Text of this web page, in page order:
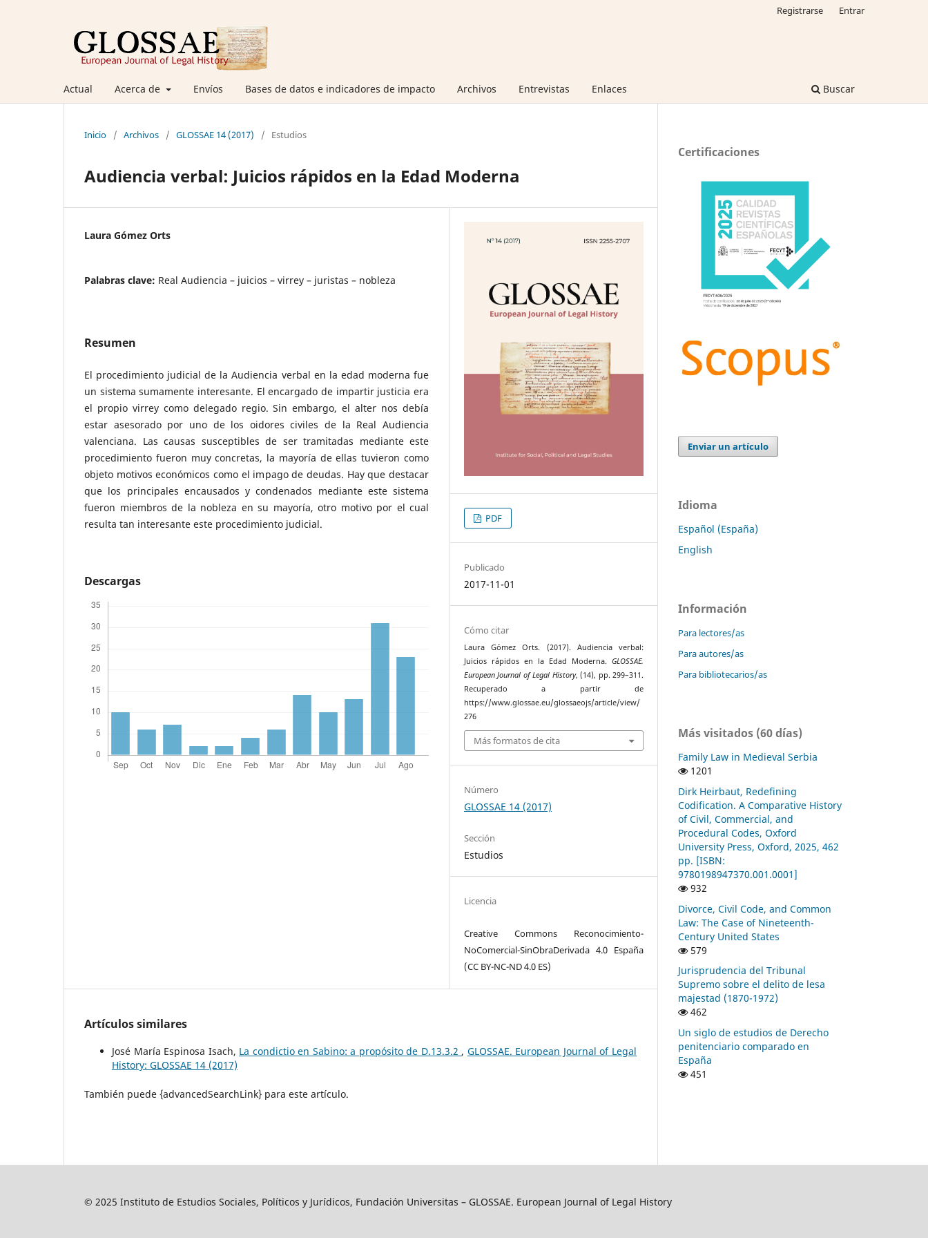
Actual Acerca de Envíos Bases de datos e indicadores de impacto Archivos Entrevistas Enlaces Buscar
Registrarse Entrar
Inicio / Archivos / GLOSSAE 14 (2017) / Estudios
Audiencia verbal: Juicios rápidos en la Edad Moderna
Laura Gómez Orts
Palabras clave: Real Audiencia – juicios – virrey – juristas – nobleza
Resumen
El procedimiento judicial de la Audiencia verbal en la edad moderna fue
un sistema sumamente interesante. El encargado de impartir justicia era
el propio virrey como delegado regio. Sin embargo, el alter nos debía
estar asesorado por uno de los oidores civiles de la Real Audiencia
valenciana. Las causas susceptibles de ser tramitadas mediante este
procedimiento fueron muy concretas, la mayoría de ellas tuvieron como
objeto motivos económicos como el impago de deudas. Hay que destacar
que los principales encausados y condenados mediante este sistema
fueron miembros de la nobleza en su mayoría, otro motivo por el cual
resulta tan interesante este procedimiento judicial.
Descargas
PDF
Publicado
2017-11-01
Cómo citar
Laura Gómez Orts. (2017). Audiencia verbal:
Juicios rápidos en la Edad Moderna. GLOSSAE.
European Journal of Legal History, (14), pp. 299–311.
Recuperado a partir de
https://www.glossae.eu/glossaeojs/article/view/
276
Más formatos de cita
Número
GLOSSAE 14 (2017)
Sección
Estudios
Licencia
Creative Commons Reconocimiento-
NoComercial-SinObraDerivada 4.0 España
(CC BY-NC-ND 4.0 ES)
Artículos similares
José María Espinosa Isach, La condictio en Sabino: a propósito de D.13.3.2 , GLOSSAE. European Journal of Legal
History: GLOSSAE 14 (2017)
También puede {advancedSearchLink} para este artículo.
Certificaciones
Enviar un artículo
Idioma
Español (España)
English
Información
Para lectores/as
Para autores/as
Para bibliotecarios/as
Más visitados (60 días)
Family Law in Medieval Serbia
1201
Dirk Heirbaut, Redefining
Codification. A Comparative History
of Civil, Commercial, and
Procedural Codes, Oxford
University Press, Oxford, 2025, 462
pp. [ISBN:
9780198947370.001.0001]
932
Divorce, Civil Code, and Common
Law: The Case of Nineteenth-
Century United States
579
Jurisprudencia del Tribunal
Supremo sobre el delito de lesa
majestad (1870-1972)
462
Un siglo de estudios de Derecho
penitenciario comparado en
España
451
© 2025 Instituto de Estudios Sociales, Políticos y Jurídicos, Fundación Universitas – GLOSSAE. European Journal of Legal History